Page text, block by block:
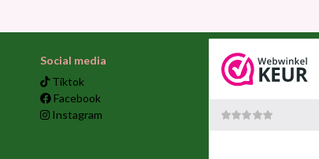
Social media
Tiktok
Facebook
Instagram